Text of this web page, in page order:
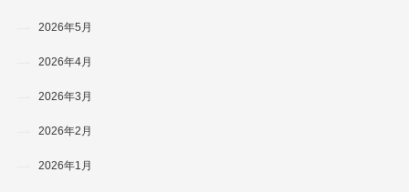
2026年5月
2026年4月
2026年3月
2026年2月
2026年1月